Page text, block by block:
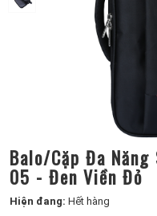
Balo/Cặp Đa Năng
05 - Đen Viền Đỏ
Hiện đang: Hết hàng